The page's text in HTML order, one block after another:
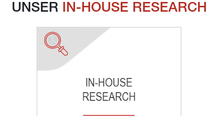
UNSER IN-HOUSE RESEARCH